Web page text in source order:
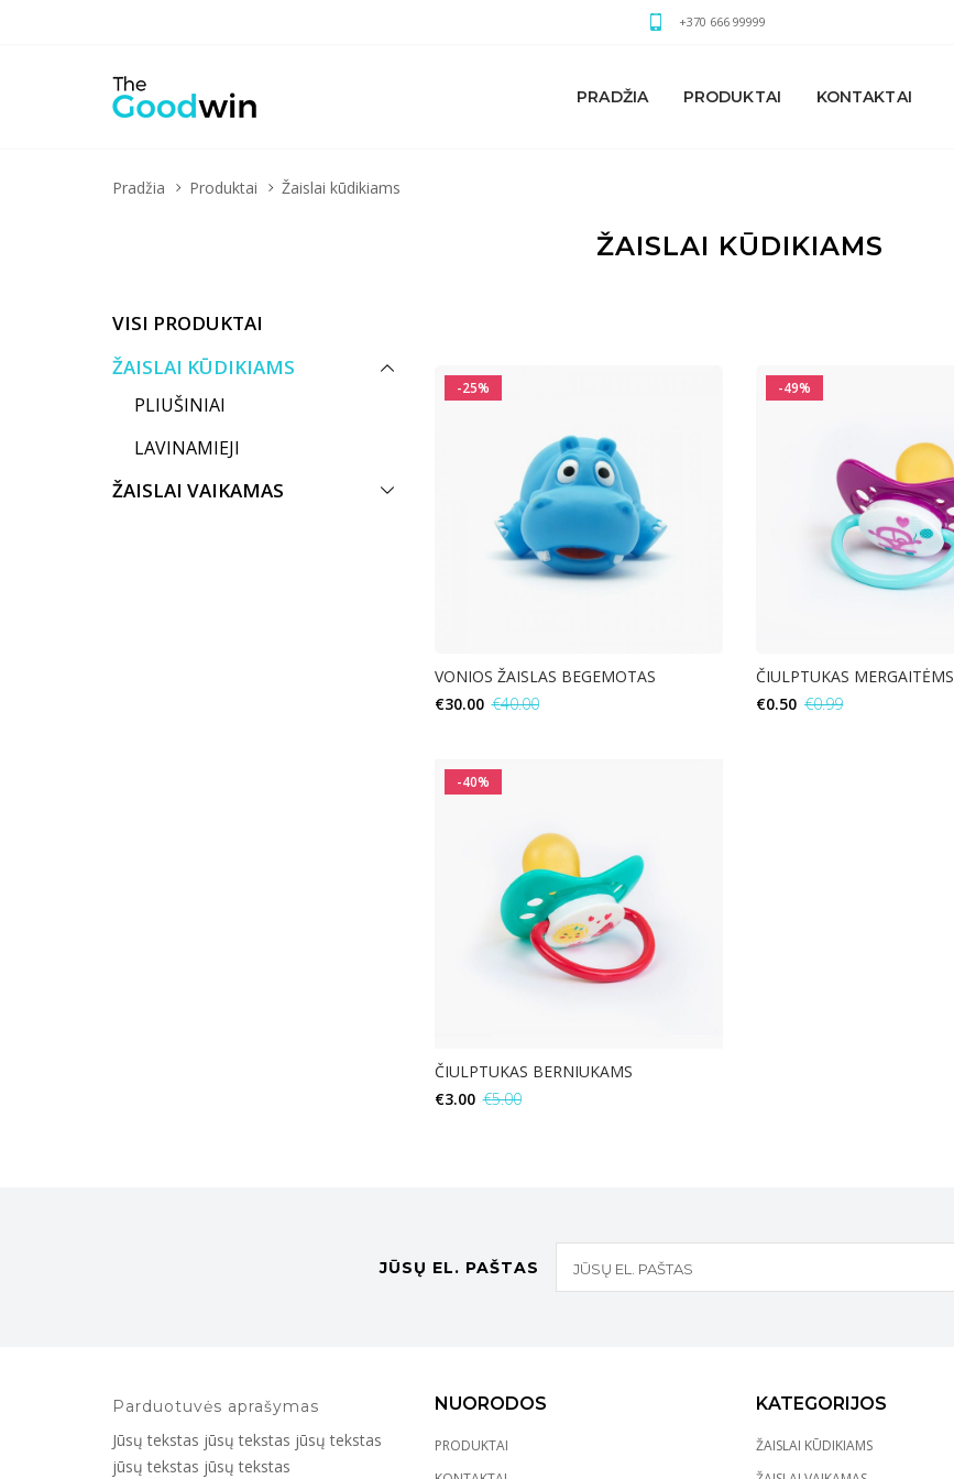
+370 666 99999
PRADŽIA PRODUKTAI KONTAKTAI
Pradžia Produktai Žaislai kūdikiams
ŽAISLAI KŪDIKIAMS
VISI PRODUKTAI
ŽAISLAI KŪDIKIAMS
PLIUŠINIAI
LAVINAMIEJI
ŽAISLAI VAIKAMAS
-25%
VONIOS ŽAISLAS BEGEMOTAS
€30.00 €40.00
-49%
ČIULPTUKAS MERGAITĖMS
€0.50 €0.99
-40%
ČIULPTUKAS BERNIUKAMS
€3.00 €5.00
JŪSŲ EL. PAŠTAS
Parduotuvės aprašymas
Jūsų tekstas jūsų tekstas jūsų tekstas
jūsų tekstas jūsų tekstas
NUORODOS
PRODUKTAI
KATEGORIJOS
ŽAISLAI KŪDIKIAMS